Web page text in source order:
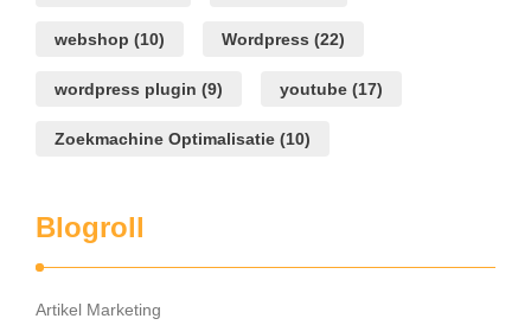
webshop (10) Wordpress (22)
wordpress plugin (9) youtube (17)
Zoekmachine Optimalisatie (10)
Blogroll
Artikel Marketing